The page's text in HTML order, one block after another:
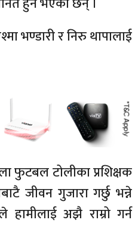
भण्डारी र निरु थापालाई
फुटबल टोलीका प्रशिक्षक
जीवन गुजारा गर्छु भन्ने
अझै राम्रो गर्न